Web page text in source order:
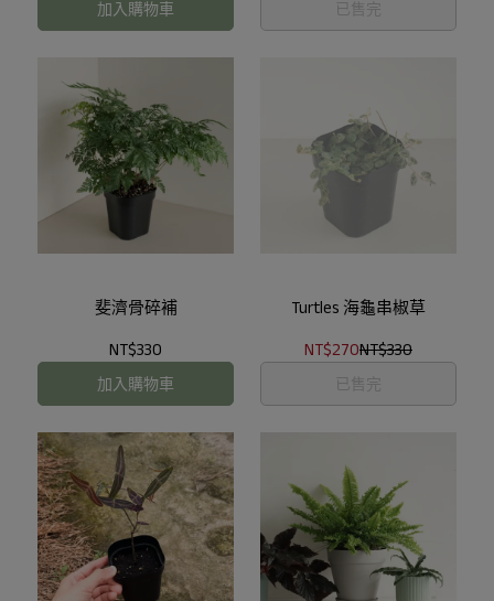
加入購物車 已售完
斐濟骨碎補
NT$330
加入購物車
Turtles 海龜串椒草
NT$270NT$330
已售完